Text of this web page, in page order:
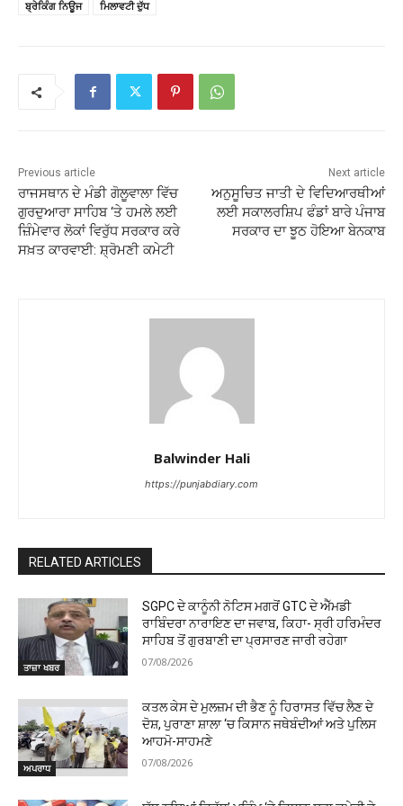
ਬ੍ਰੇਕਿੰਗ ਨਿਊਜ ਮਿਲਾਵਟੀ ਦੁੱਧ
Previous article
ਰਾਜਸਥਾਨ ਦੇ ਮੰਡੀ ਗੋਲੂਵਾਲਾ ਵਿੱਚ
ਗੁਰਦੁਆਰਾ ਸਾਹਿਬ ‘ਤੇ ਹਮਲੇ ਲਈ
ਜ਼ਿੰਮੇਵਾਰ ਲੋਕਾਂ ਵਿਰੁੱਧ ਸਰਕਾਰ ਕਰੇ
ਸਖ਼ਤ ਕਾਰਵਾਈ: ਸ਼੍ਰੋਮਣੀ ਕਮੇਟੀ
Next article
ਅਨੁਸੂਚਿਤ ਜਾਤੀ ਦੇ ਵਿਦਿਆਰਥੀਆਂ
ਲਈ ਸਕਾਲਰਸ਼ਿਪ ਫੰਡਾਂ ਬਾਰੇ ਪੰਜਾਬ
ਸਰਕਾਰ ਦਾ ਝੂਠ ਹੋਇਆ ਬੇਨਕਾਬ
Balwinder Hali
https://punjabdiary.com
RELATED ARTICLES
ਤਾਜ਼ਾ ਖਬਰ
SGPC ਦੇ ਕਾਨੂੰਨੀ ਨੋਟਿਸ ਮਗਰੋਂ GTC ਦੇ ਐੱਮਡੀ
ਰਾਬਿੰਦਰਾ ਨਾਰਾਇਣ ਦਾ ਜਵਾਬ, ਕਿਹਾ- ਸ੍ਰੀ ਹਰਿਮੰਦਰ
ਸਾਹਿਬ ਤੋਂ ਗੁਰਬਾਣੀ ਦਾ ਪ੍ਰਸਾਰਣ ਜਾਰੀ ਰਹੇਗਾ
07/08/2026
ਅਪਰਾਧ
ਕਤਲ ਕੇਸ ਦੇ ਮੁਲਜ਼ਮ ਦੀ ਭੈਣ ਨੂੰ ਹਿਰਾਸਤ ਵਿੱਚ ਲੈਣ ਦੇ
ਦੋਸ਼, ਪੁਰਾਣਾ ਸ਼ਾਲਾ ‘ਚ ਕਿਸਾਨ ਜਥੇਬੰਦੀਆਂ ਅਤੇ ਪੁਲਿਸ
ਆਹਮੋ-ਸਾਹਮਣੇ
07/08/2026